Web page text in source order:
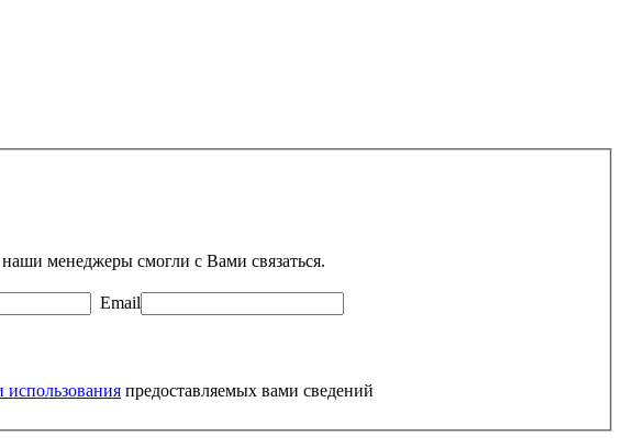
менеджеры смогли с Вами связаться.
Email
использования предоставляемых вами сведений